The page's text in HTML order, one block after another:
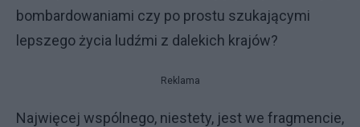
bombardowaniami czy po prostu szukającymi
lepszego życia ludźmi z dalekich krajów?
Reklama
Najwięcej wspólnego, niestety, jest we fragmencie,